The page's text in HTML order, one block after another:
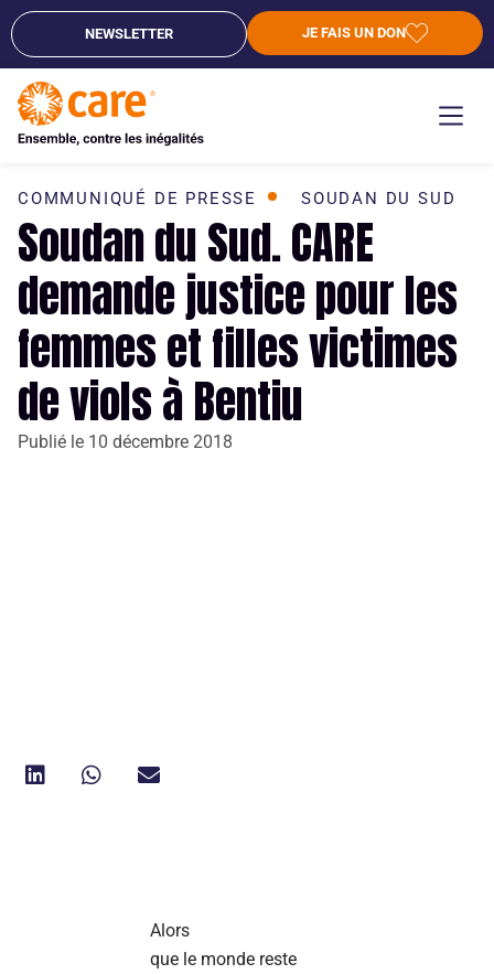
NEWSLETTER JE FAIS UN DON
COMMUNIQUÉ DE PRESSE SOUDAN DU SUD
Soudan du Sud. CARE
demande justice pour les
femmes et filles victimes
de viols à Bentiu
Publié le 10 décembre 2018
Alors
que le monde reste